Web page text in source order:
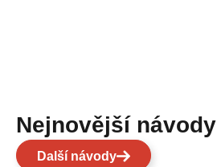
Nejnovější návody
Další návody